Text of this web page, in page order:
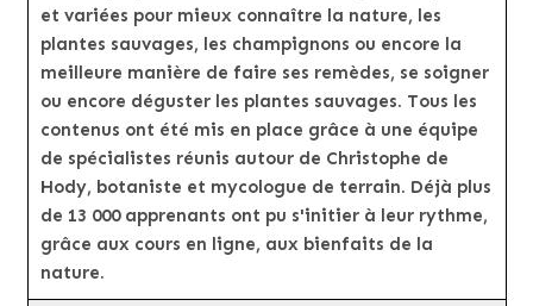
et variées pour mieux connaître la nature, les
plantes sauvages, les champignons ou encore la
meilleure manière de faire ses remèdes, se soigner
ou encore déguster les plantes sauvages. Tous les
contenus ont été mis en place grâce à une équipe
de spécialistes réunis autour de Christophe de
Hody, botaniste et mycologue de terrain. Déjà plus
de 13 000 apprenants ont pu s'initier à leur rythme,
grâce aux cours en ligne, aux bienfaits de la
nature.